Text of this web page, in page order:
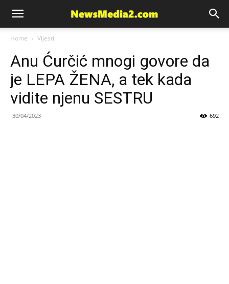
News
Media
Home Vijesti
Anu Ćurčić mnogi govore da
je LEPA ŽENA, a tek kada
vidite njenu SESTRU
30/04/2023 692